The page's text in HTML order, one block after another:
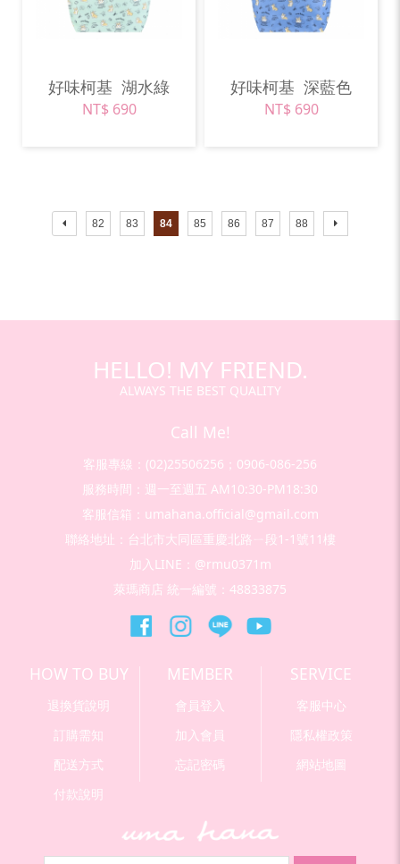
好味柯基 湖水綠
NT$ 690
好味柯基 深藍色
NT$ 690
82 83 84 85 86 87 88
HELLO! MY FRIEND.
ALWAYS THE BEST QUALITY
Call Me!
客服專線：(02)25506256；0906-086-256
服務時間：週一至週五 AM10:30-PM18:30
客服信箱：umahana.official@gmail.com
聯絡地址：台北市大同區重慶北路ㄧ段1-1號11樓
加入LINE：@rmu0371m
萊瑪商店 統一編號：48833875
HOW TO BUY
退換貨說明
訂購需知
配送方式
付款說明
MEMBER
會員登入
加入會員
忘記密碼
SERVICE
客服中心
隱私權政策
網站地圖